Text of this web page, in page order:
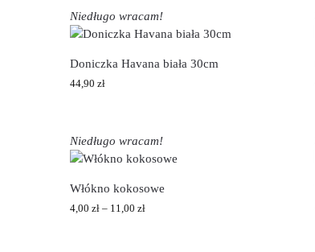
Niedługo wracam!
Doniczka Havana biała 30cm
44,90 zł
Niedługo wracam!
Włókno kokosowe
4,00 zł – 11,00 zł